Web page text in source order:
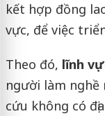
kết hợp đồng
vực, để việc
Theo đó, lĩnh
người làm nghề
cứu không có